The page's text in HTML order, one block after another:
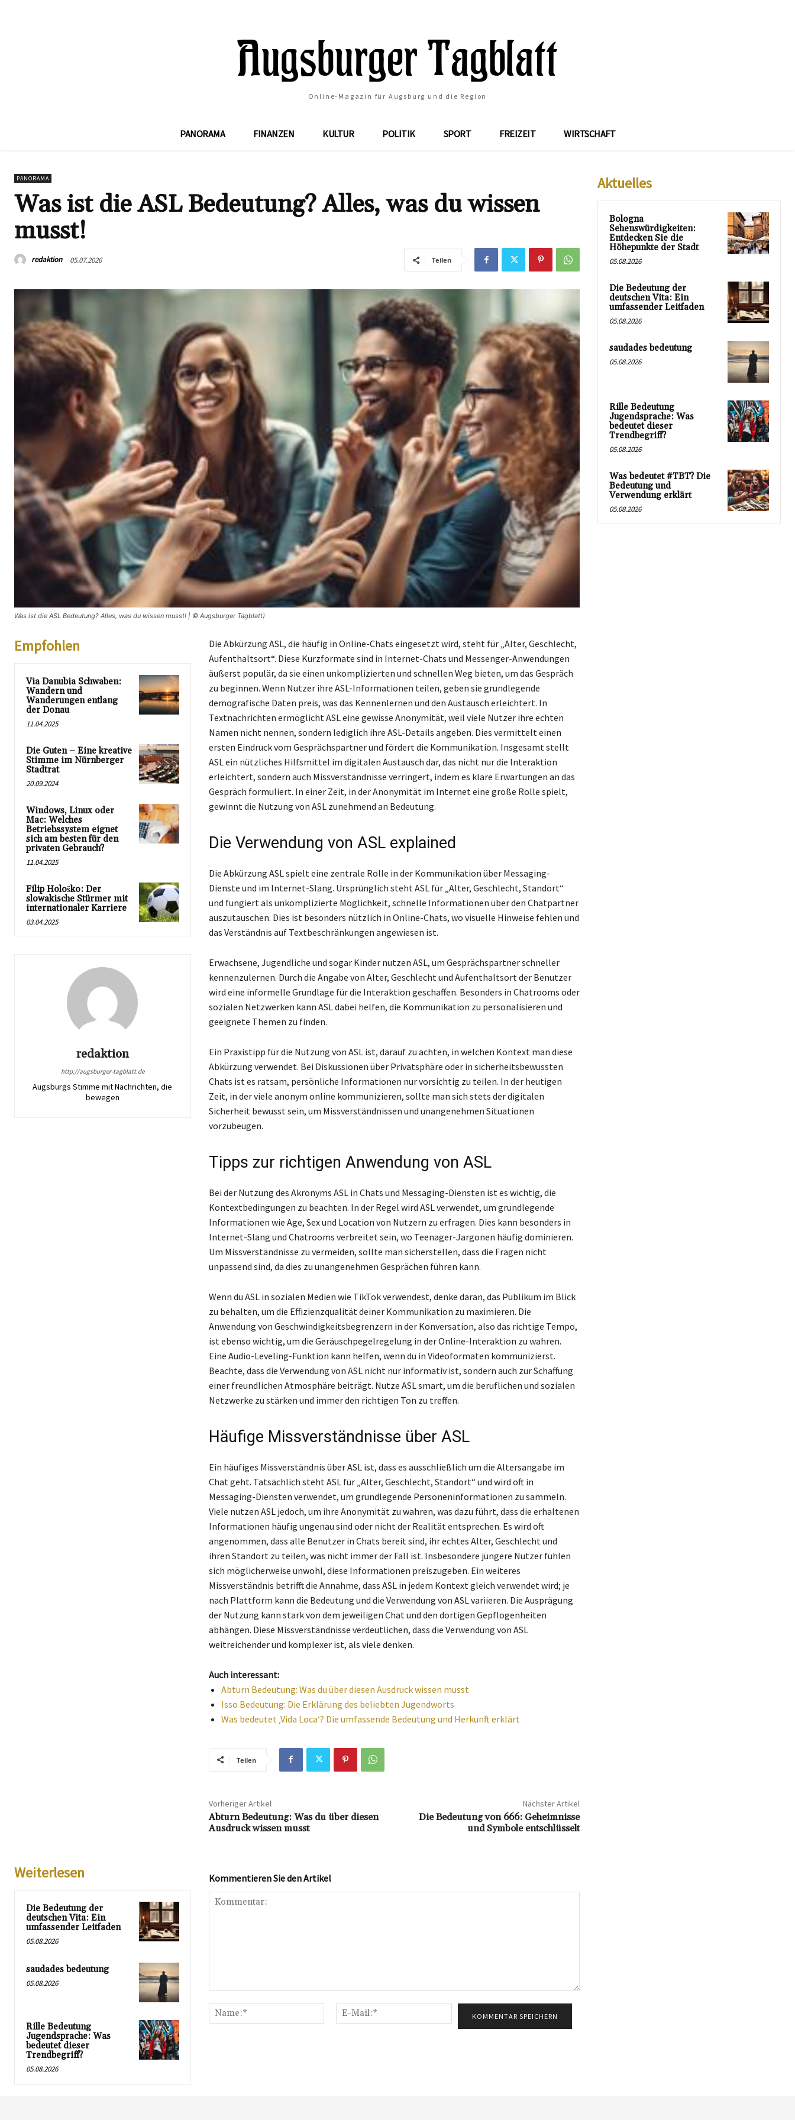
Online-Magazin für Augsburg und die Region
PANORAMA FINANZEN KULTUR POLITIK SPORT FREIZEIT WIRTSCHAFT
PANORAMA
Was ist die ASL Bedeutung? Alles, was du wissen
musst!
redaktion 05.07.2026 Teilen
Was ist die ASL Bedeutung? Alles, was du wissen musst! | © Augsburger Tagblatt)
Empfohlen
Via Danubia Schwaben:
Wandern und
Wanderungen entlang
der Donau
11.04.2025
Die Guten – Eine kreative
Stimme im Nürnberger
Stadtrat
20.09.2024
Windows, Linux oder
Mac: Welches
Betriebssystem eignet
sich am besten für den
privaten Gebrauch?
11.04.2025
Filip Hološko: Der
slowakische Stürmer mit
internationaler Karriere
03.04.2025
redaktion
http://augsburger-tagblatt.de
Augsburgs Stimme mit Nachrichten, die
bewegen
Die Abkürzung ASL, die häufig in Online-Chats eingesetzt wird, steht für „Alter, Geschlecht,
Aufenthaltsort“. Diese Kurzformate sind in Internet-Chats und Messenger-Anwendungen
äußerst populär, da sie einen unkomplizierten und schnellen Weg bieten, um das Gespräch
zu beginnen. Wenn Nutzer ihre ASL-Informationen teilen, geben sie grundlegende
demografische Daten preis, was das Kennenlernen und den Austausch erleichtert. In
Textnachrichten ermöglicht ASL eine gewisse Anonymität, weil viele Nutzer ihre echten
Namen nicht nennen, sondern lediglich ihre ASL-Details angeben. Dies vermittelt einen
ersten Eindruck vom Gesprächspartner und fördert die Kommunikation. Insgesamt stellt
ASL ein nützliches Hilfsmittel im digitalen Austausch dar, das nicht nur die Interaktion
erleichtert, sondern auch Missverständnisse verringert, indem es klare Erwartungen an das
Gespräch formuliert. In einer Zeit, in der Anonymität im Internet eine große Rolle spielt,
gewinnt die Nutzung von ASL zunehmend an Bedeutung.
Die Verwendung von ASL explained
Die Abkürzung ASL spielt eine zentrale Rolle in der Kommunikation über Messaging-
Dienste und im Internet-Slang. Ursprünglich steht ASL für „Alter, Geschlecht, Standort“
und fungiert als unkomplizierte Möglichkeit, schnelle Informationen über den Chatpartner
auszutauschen. Dies ist besonders nützlich in Online-Chats, wo visuelle Hinweise fehlen und
das Verständnis auf Textbeschränkungen angewiesen ist.
Erwachsene, Jugendliche und sogar Kinder nutzen ASL, um Gesprächspartner schneller
kennenzulernen. Durch die Angabe von Alter, Geschlecht und Aufenthaltsort der Benutzer
wird eine informelle Grundlage für die Interaktion geschaffen. Besonders in Chatrooms oder
sozialen Netzwerken kann ASL dabei helfen, die Kommunikation zu personalisieren und
geeignete Themen zu finden.
Ein Praxistipp für die Nutzung von ASL ist, darauf zu achten, in welchen Kontext man diese
Abkürzung verwendet. Bei Diskussionen über Privatsphäre oder in sicherheitsbewussten
Chats ist es ratsam, persönliche Informationen nur vorsichtig zu teilen. In der heutigen
Zeit, in der viele anonym online kommunizieren, sollte man sich stets der digitalen
Sicherheit bewusst sein, um Missverständnissen und unangenehmen Situationen
vorzubeugen.
Tipps zur richtigen Anwendung von ASL
Bei der Nutzung des Akronyms ASL in Chats und Messaging-Diensten ist es wichtig, die
Kontextbedingungen zu beachten. In der Regel wird ASL verwendet, um grundlegende
Informationen wie Age, Sex und Location von Nutzern zu erfragen. Dies kann besonders in
Internet-Slang und Chatrooms verbreitet sein, wo Teenager-Jargonen häufig dominieren.
Um Missverständnisse zu vermeiden, sollte man sicherstellen, dass die Fragen nicht
unpassend sind, da dies zu unangenehmen Gesprächen führen kann.
Wenn du ASL in sozialen Medien wie TikTok verwendest, denke daran, das Publikum im Blick
zu behalten, um die Effizienzqualität deiner Kommunikation zu maximieren. Die
Anwendung von Geschwindigkeitsbegrenzern in der Konversation, also das richtige Tempo,
ist ebenso wichtig, um die Geräuschpegelregelung in der Online-Interaktion zu wahren.
Eine Audio-Leveling-Funktion kann helfen, wenn du in Videoformaten kommunizierst.
Beachte, dass die Verwendung von ASL nicht nur informativ ist, sondern auch zur Schaffung
einer freundlichen Atmosphäre beiträgt. Nutze ASL smart, um die beruflichen und sozialen
Netzwerke zu stärken und immer den richtigen Ton zu treffen.
Häufige Missverständnisse über ASL
Ein häufiges Missverständnis über ASL ist, dass es ausschließlich um die Altersangabe im
Chat geht. Tatsächlich steht ASL für „Alter, Geschlecht, Standort“ und wird oft in
Messaging-Diensten verwendet, um grundlegende Personeninformationen zu sammeln.
Viele nutzen ASL jedoch, um ihre Anonymität zu wahren, was dazu führt, dass die erhaltenen
Informationen häufig ungenau sind oder nicht der Realität entsprechen. Es wird oft
angenommen, dass alle Benutzer in Chats bereit sind, ihr echtes Alter, Geschlecht und
ihren Standort zu teilen, was nicht immer der Fall ist. Insbesondere jüngere Nutzer fühlen
sich möglicherweise unwohl, diese Informationen preiszugeben. Ein weiteres
Missverständnis betrifft die Annahme, dass ASL in jedem Kontext gleich verwendet wird; je
nach Plattform kann die Bedeutung und die Verwendung von ASL variieren. Die Ausprägung
der Nutzung kann stark von dem jeweiligen Chat und den dortigen Gepflogenheiten
abhängen. Diese Missverständnisse verdeutlichen, dass die Verwendung von ASL
weitreichender und komplexer ist, als viele denken.
Auch interessant:
Abturn Bedeutung: Was du über diesen Ausdruck wissen musst
Isso Bedeutung: Die Erklärung des beliebten Jugendworts
Was bedeutet ‚Vida Loca‘? Die umfassende Bedeutung und Herkunft erklärt
Teilen
Vorheriger Artikel
Abturn Bedeutung: Was du über diesen
Ausdruck wissen musst
Nächster Artikel
Die Bedeutung von 666: Geheimnisse
und Symbole entschlüsselt
Weiterlesen
Die Bedeutung der
deutschen Vita: Ein
umfassender Leitfaden
05.08.2026
saudades bedeutung
05.08.2026
Rille Bedeutung
Jugendsprache: Was
bedeutet dieser
Trendbegriff?
05.08.2026
Kommentieren Sie den Artikel
Name:*
Mail:*
Aktuelles
Bologna
Sehenswürdigkeiten:
Entdecken Sie die
Höhepunkte der Stadt
05.08.2026
Die Bedeutung der
deutschen Vita: Ein
umfassender Leitfaden
05.08.2026
saudades bedeutung
05.08.2026
Rille Bedeutung
Jugendsprache: Was
bedeutet dieser
Trendbegriff?
05.08.2026
Was bedeutet #TBT? Die
Bedeutung und
Verwendung erklärt
05.08.2026